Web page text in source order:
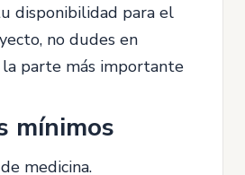
disponibilidad para el
no dudes en
la parte más importante
mínimos
medicina.